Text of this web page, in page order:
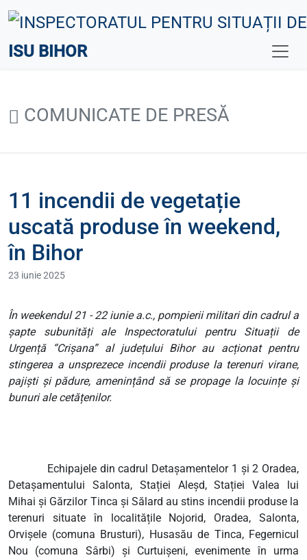
ISU BIHOR
COMUNICATE DE PRESĂ
11 incendii de vegetație
uscată produse în weekend,
în Bihor
23 iunie 2025
În weekendul 21 - 22 iunie a.c., pompierii militari din cadrul a
șapte subunități ale Inspectoratului pentru Situații de
Urgență “Crișana” al județului Bihor au acționat pentru
stingerea a unsprezece incendii produse la terenuri virane,
pajiști și pădure, amenințând să se propage la locuințe și
bunuri ale cetățenilor.
Echipajele din cadrul Detașamentelor 1 și 2 Oradea,
Detașamentului Salonta, Stației Aleșd, Stației Valea lui
Mihai și Gărzilor Tinca și Sălard au stins incendii produse la
terenuri situate în localitățile Nojorid, Oradea, Salonta,
Orvișele (comuna Brusturi), Husasău de Tinca, Fegernicul
Nou (comuna Sârbi) și Curtuișeni, evenimente în urma